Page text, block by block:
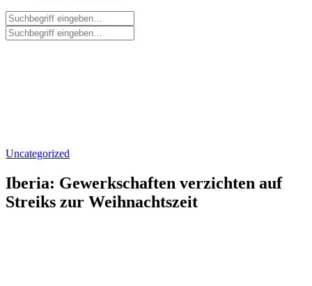
Uncategorized
Iberia: Gewerkschaften verzichten auf
Streiks zur Weihnachtszeit